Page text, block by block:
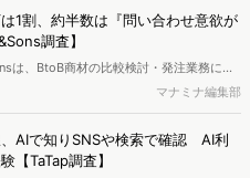
ピット）」の新機能として、AIが市場分
作成までを自律的にサポートする
の提供を開始いたしました。
1割、約半数は『問い合わせ意欲が
調査】
は、BtoB商材の比較検討・発注業務に携
テンツのAIっぽさに関する意識調査を実施
マナミナ編集部
AIで知りSNSや検索で確認 AI利
【TaTap調査】